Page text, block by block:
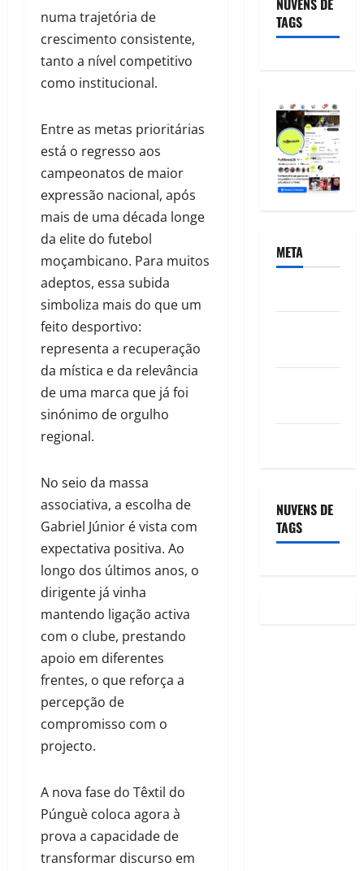
numa trajetória de
crescimento consistente,
tanto a nível competitivo
como institucional.
Entre as metas prioritárias
está o regresso aos
campeonatos de maior
expressão nacional, após
mais de uma década longe
da elite do futebol
moçambicano. Para muitos
adeptos, essa subida
simboliza mais do que um
feito desportivo:
representa a recuperação
da mística e da relevância
de uma marca que já foi
sinónimo de orgulho
regional.
No seio da massa
associativa, a escolha de
Gabriel Júnior é vista com
expectativa positiva. Ao
longo dos últimos anos, o
dirigente já vinha
mantendo ligação activa
com o clube, prestando
apoio em diferentes
frentes, o que reforça a
percepção de
compromisso com o
projecto.
A nova fase do Têxtil do
Púnguè coloca agora à
prova a capacidade de
transformar discurso em
NUVENS DE
TAGS
META
NUVENS DE
TAGS